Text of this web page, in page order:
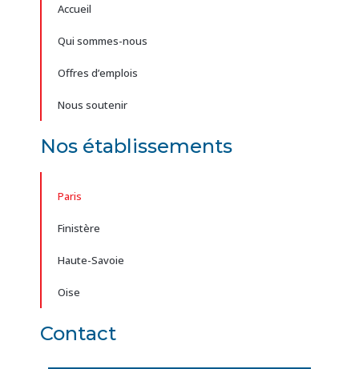
Accueil
Qui sommes-nous
Offres d’emplois
Nous soutenir
Nos établissements
Paris
Finistère
Haute-Savoie
Oise
Contact